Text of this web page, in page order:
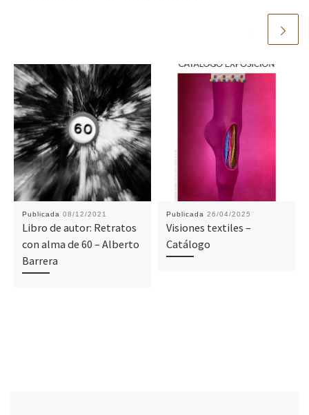
Publicada 08/12/2021
Libro de autor: Retratos
con alma de 60 – Alberto
Barrera
Publicada 26/04/2025
Visiones textiles –
Catálogo